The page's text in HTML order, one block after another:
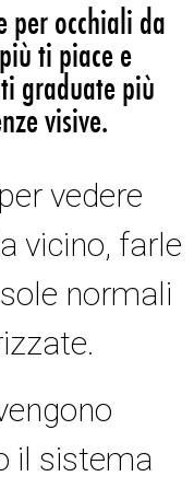
per occhiali da
ti piace e
graduate più
visive.
vedere
vicino, farle
normali
il sistema